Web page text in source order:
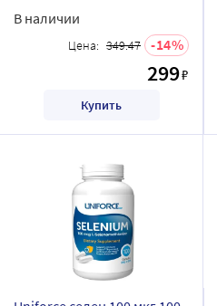
В наличии
Цена: 349.47 14
299₽
Купить